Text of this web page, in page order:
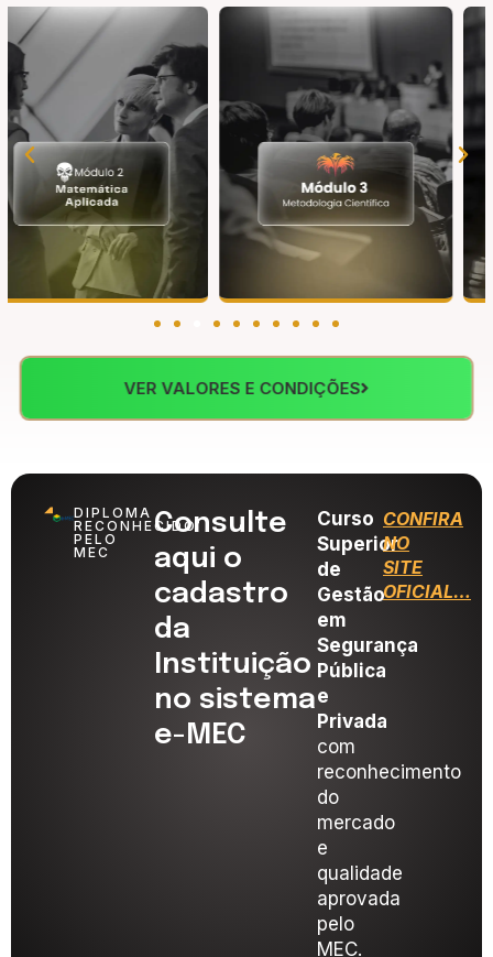
VER VALORES E CONDIÇÕES
DIPLOMA
RECONHECIDO
PELO
MEC
Consulte
aqui o
cadastro
da
Instituição
no sistema
e-MEC
Curso
Superior
de
Gestão
em
Segurança
Pública
e
Privada
com
reconhecimento
do
mercado
e
qualidade
aprovada
pelo
MEC.
CONFIRA
NO
SITE
OFICIAL…